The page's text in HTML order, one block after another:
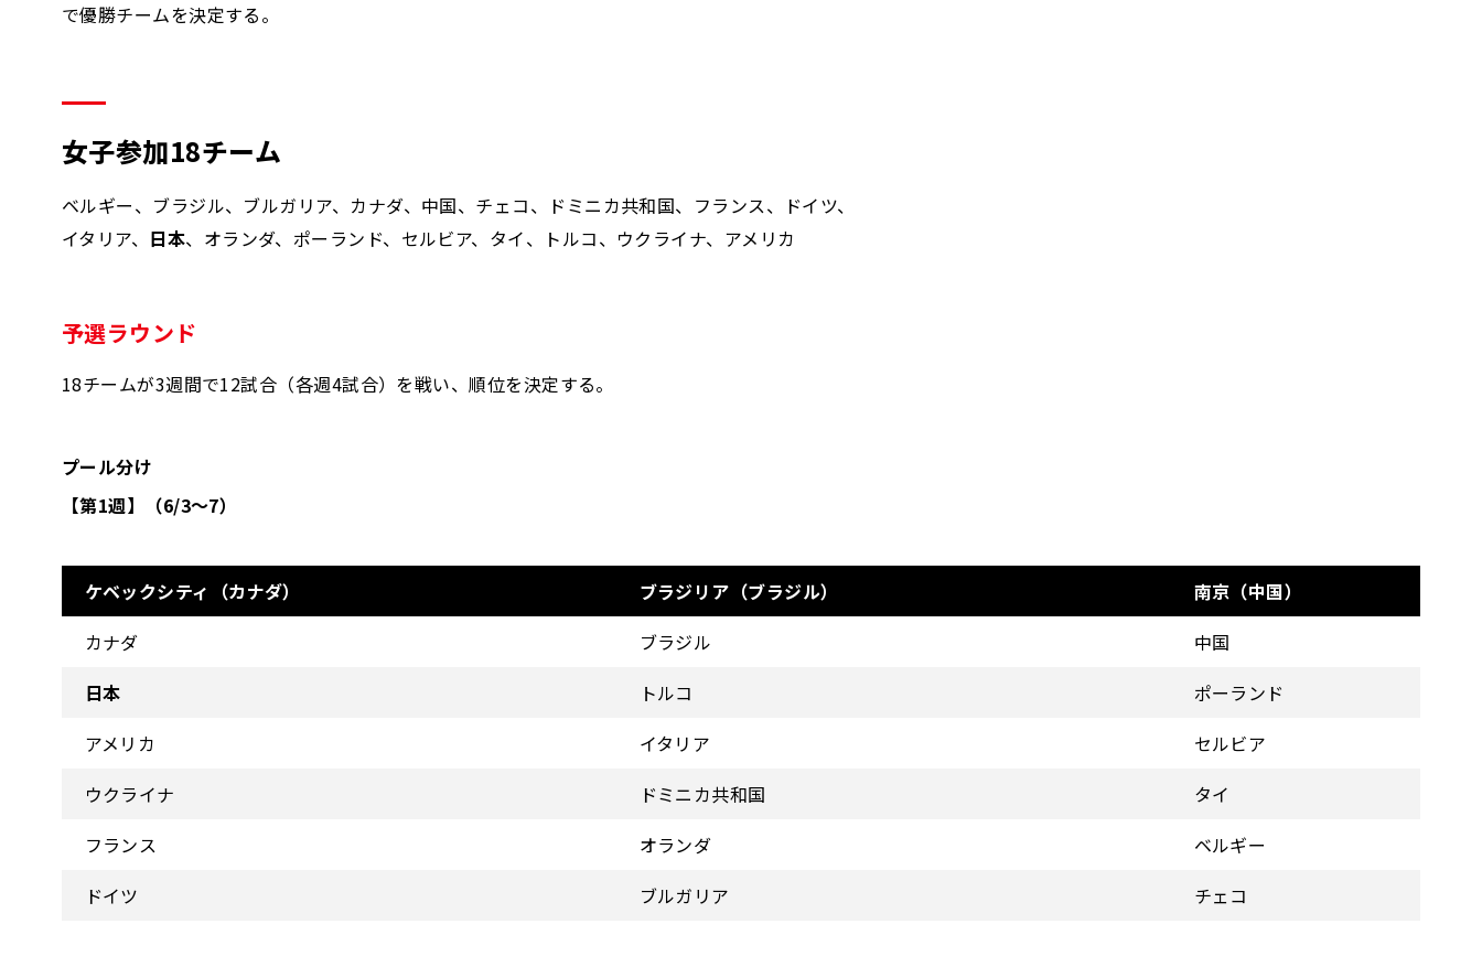
で優勝チームを決定する。
女子参加18チーム
ベルギー、ブラジル、ブルガリア、カナダ、中国、チェコ、ドミニカ共和国、フランス、ドイツ、
イタリア、 日本、オランダ、ポーランド、セルビア、タイ、トルコ、ウクライナ、アメリカ
予選ラウンド
18チームが3週間で12試合（各週4試合）を戦い、順位を決定する。
プール分け
【第1週】（6/3～7）
ケベックシティ（カナダ） ブラジリア（ブラジル）
南京（中国）
カナダ
ブラジル
中国
日本
トルコ
ポーランド
アメリカ
イタリア
セルビア
ウクライナ
ドミニカ共和国
タイ
フランス
オランダ
ベルギー
ドイツ
ブルガリア チェコ